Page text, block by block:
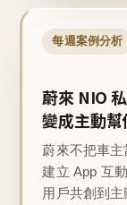
每週案例分析
蔚來 NIO
變成主動幫
蔚來不把車主
建立 App 互
用戶共創到